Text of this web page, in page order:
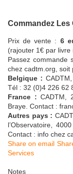
Commandez Les
Prix de vente : 6
(rajouter 1€ par livre
Passez commande
chez cadtm.org, soit
Belgique :
Tél : 32 (0)4 226 62
France : CADTM,
Braye. Contact :
Autres pays :
l’Observatoire,
Contact : info chez
Share on email
Services
Notes